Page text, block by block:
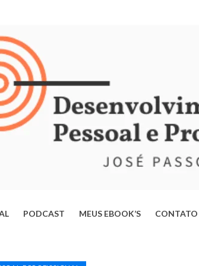
PODCAST MEUS EBOOK’S CONTATO
VIDA E ALCANÇAR SEU POTENCIAL